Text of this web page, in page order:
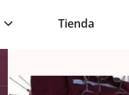
Tienda